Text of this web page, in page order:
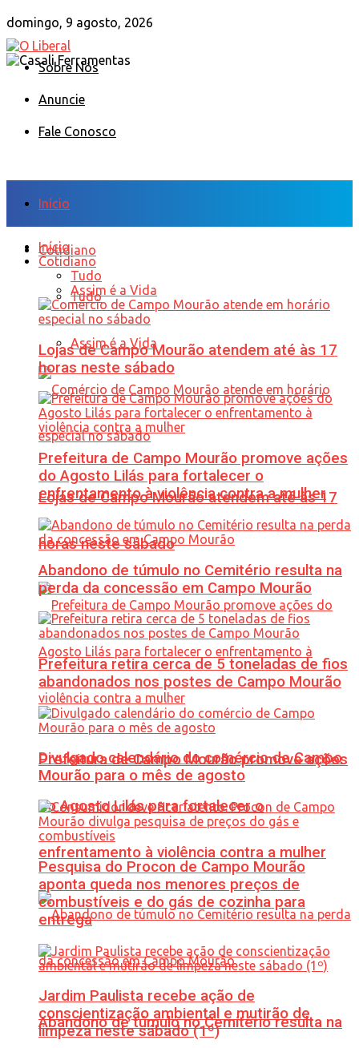
domingo, 9 agosto, 2026
Sobre Nós
Anuncie
Fale Conosco
Início
Cotidiano
Tudo
Assim é a Vida
Lojas de Campo Mourão atendem até às 17
horas neste sábado
Prefeitura de Campo Mourão promove ações
do Agosto Lilás para fortalecer o
enfrentamento à violência contra a mulher
Abandono de túmulo no Cemitério resulta na
Início
Cotidiano
Tudo
Assim é a Vida
Lojas de Campo Mourão atendem até às 17
horas neste sábado
Prefeitura de Campo Mourão promove ações
do Agosto Lilás para fortalecer o
enfrentamento à violência contra a mulher
Abandono de túmulo no Cemitério resulta na
perda da concessão em Campo Mourão
Prefeitura retira cerca de 5 toneladas de fios
abandonados nos postes de Campo Mourão
Divulgado calendário do comércio de Campo
Mourão para o mês de agosto
Pesquisa do Procon de Campo Mourão
aponta queda nos menores preços de
combustíveis e do gás de cozinha para
entrega
Jardim Paulista recebe ação de
conscientização ambiental e mutirão de
limpeza neste sábado (1º)